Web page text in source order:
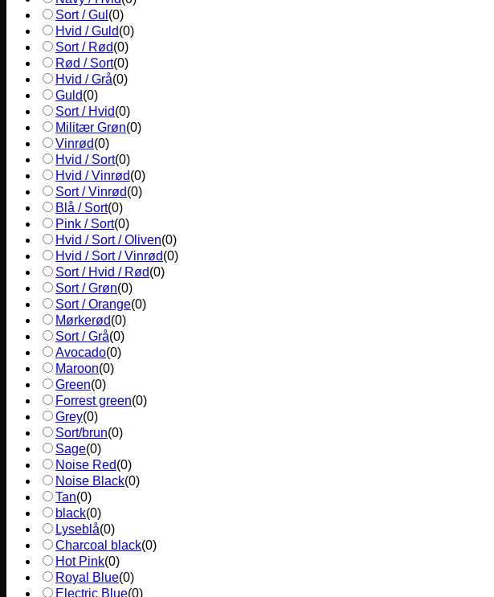
Sort / Gul (0)
Hvid / Guld(0)
Sort / Rød(0)
Rød / Sort(0)
Hvid / Grå(0)
Guld(0)
Sort / Hvid(0)
Militær Grøn(0)
Vinrød(0)
Hvid / Sort(0)
Hvid / Vinrød(0)
Sort / Vinrød(0)
Blå / Sort(0)
Pink / Sort(0)
Hvid / Sort / Oliven(0)
Hvid / Sort / Vinrød(0)
Sort / Hvid / Rød(0)
Sort / Grøn(0)
Sort / Orange(0)
Mørkerød(0)
Sort / Grå(0)
Avocado(0)
Maroon(0)
Green(0)
Forrest green(0)
Grey(0)
Sort/brun(0)
Sage(0)
Noise Red(0)
Noise Black(0)
Tan(0)
black(0)
Lyseblå(0)
Charcoal black(0)
Hot Pink(0)
Royal Blue(0)
Electric Blue(0)